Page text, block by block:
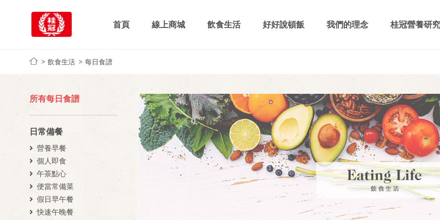
首頁 線上商城 飲食生活 好好說頓飯 我們的理念 桂冠營養研
飲食生活 每日食譜
所有每日食譜
日常備餐
營養早餐
個人即食
午茶點心
便當常備菜
假日早午餐
快速午晚餐